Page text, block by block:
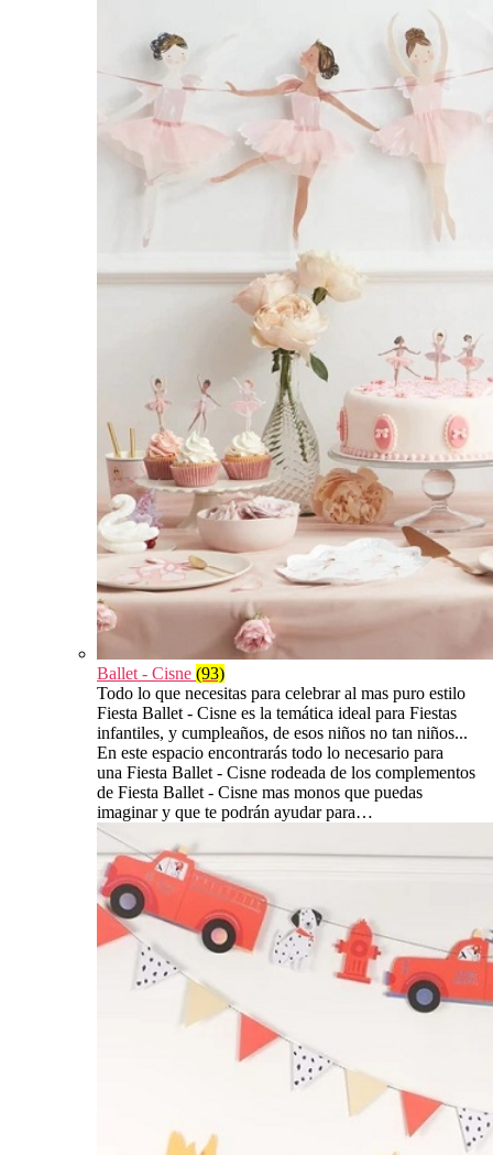
Ballet - Cisne (93)
Todo lo que necesitas para celebrar al mas puro estilo
Fiesta Ballet - Cisne es la temática ideal para Fiestas
infantiles, y cumpleaños, de esos niños no tan niños...
En este espacio encontrarás todo lo necesario para
una Fiesta Ballet - Cisne rodeada de los complementos
de Fiesta Ballet - Cisne mas monos que puedas
imaginar y que te podrán ayudar para…